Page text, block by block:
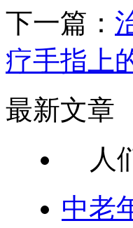
下一篇：
疗手指上
最新文章
人
中老